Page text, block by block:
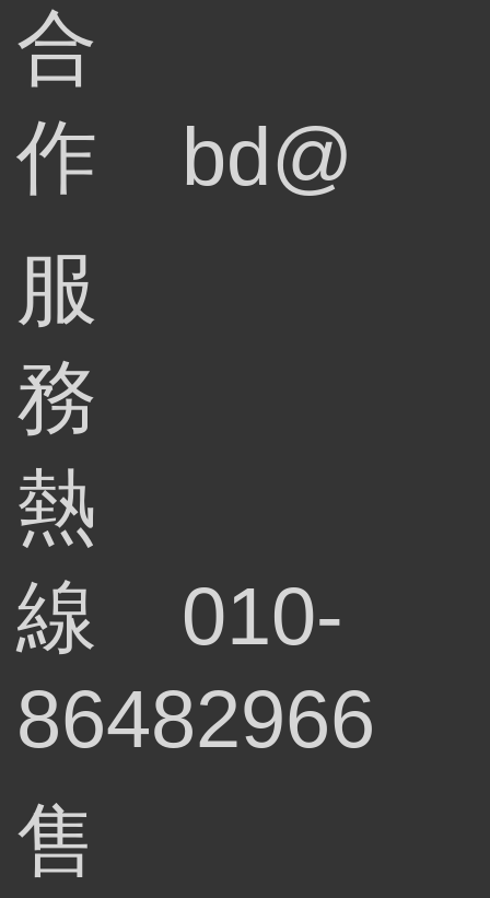
合
作
bd@
服
務
熱
線
010-
86482966
售